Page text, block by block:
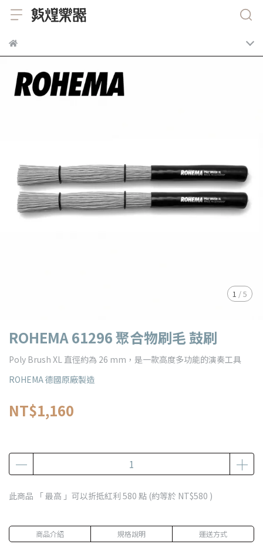
1 /5
ROHEMA 61296 聚合物刷毛 鼓刷
Poly Brush XL 直徑約為 26 mm，是一款高度多功能的演奏工具
ROHEMA 德國原廠製造
NT$1,160
此商品 「 最高 」可以折抵紅利 580 點 (約等於 NT$580 )
商品介紹 規格說明 運送方式